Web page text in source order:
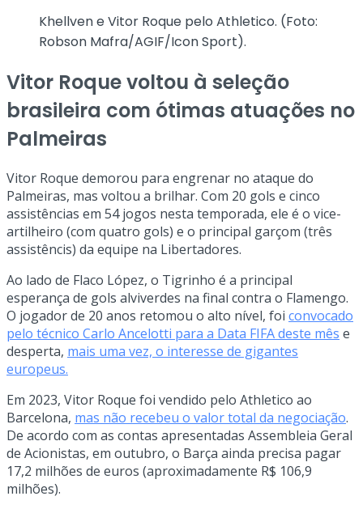
Khellven e Vitor Roque pelo Athletico. (Foto:
Robson Mafra/AGIF/Icon Sport).
Vitor Roque voltou à seleção
brasileira com ótimas atuações no
Palmeiras
Vitor Roque demorou para engrenar no ataque do
Palmeiras, mas voltou a brilhar. Com 20 gols e cinco
assistências em 54 jogos nesta temporada, ele é o vice-
artilheiro (com quatro gols) e o principal garçom (três
assistêncis) da equipe na Libertadores.
Ao lado de Flaco López, o Tigrinho é a principal
esperança de gols alviverdes na final contra o Flamengo.
O jogador de 20 anos retomou o alto nível, foi convocado
pelo técnico Carlo Ancelotti para a Data FIFA deste mês e
desperta, mais uma vez, o interesse de gigantes
europeus.
Em 2023, Vitor Roque foi vendido pelo Athletico ao
Barcelona, mas não recebeu o valor total da negociação.
De acordo com as contas apresentadas Assembleia Geral
de Acionistas, em outubro, o Barça ainda precisa pagar
17,2 milhões de euros (aproximadamente R$ 106,9
milhões).